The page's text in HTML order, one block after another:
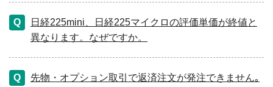
日経225mini、日経225マイクロの評価単価が終値と
異なります。なぜですか。
先物・オプション取引で返済注文が発注できません｡